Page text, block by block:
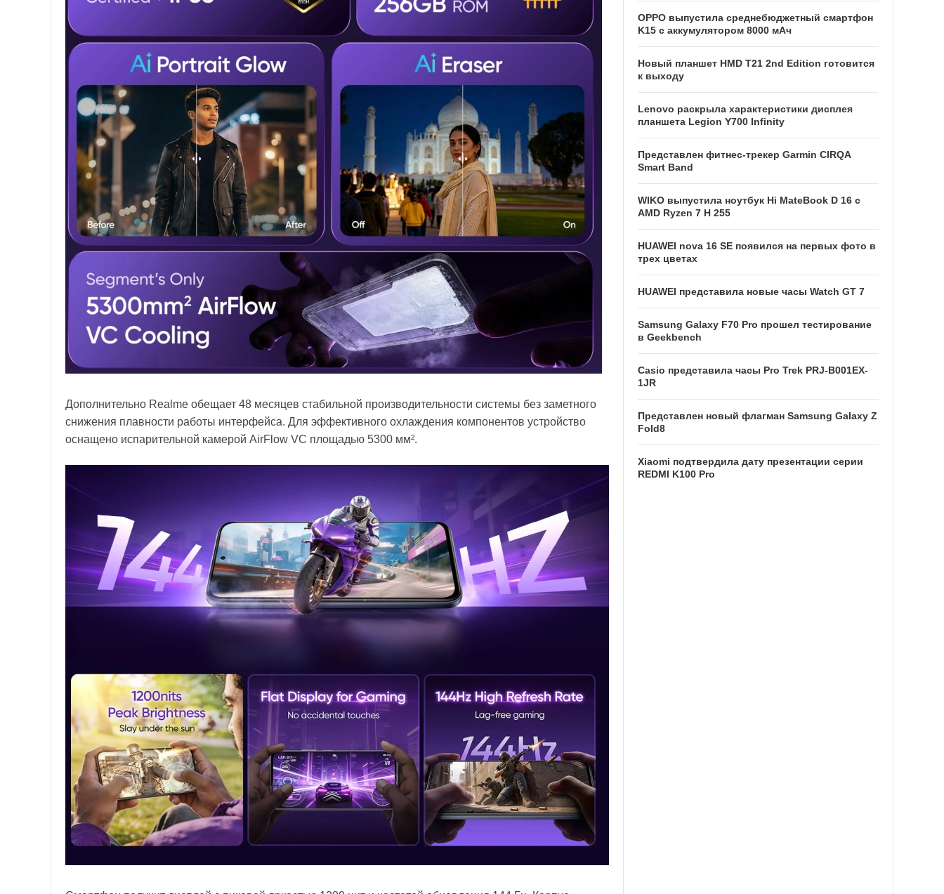
Дополнительно Realme обещает 48 месяцев стабильной производительности системы без заметного
снижения плавности работы интерфейса. Для эффективного охлаждения компонентов устройство
оснащено испарительной камерой AirFlow VC площадью 5300 мм².
OPPO выпустила среднебюджетный смартфон
K15 с аккумулятором 8000 мАч
Новый планшет HMD T21 2nd Edition готовится
к выходу
Lenovo раскрыла характеристики дисплея
планшета Legion Y700 Infinity
Представлен фитнес-трекер Garmin CIRQA
Smart Band
WIKO выпустила ноутбук Hi MateBook D 16 с
AMD Ryzen 7 H 255
HUAWEI nova 16 SE появился на первых фото в
трех цветах
HUAWEI представила новые часы Watch GT 7
Samsung Galaxy F70 Pro прошел тестирование
в Geekbench
Casio представила часы Pro Trek PRJ-B001EX-
1JR
Представлен новый флагман Samsung Galaxy Z
Fold8
Xiaomi подтвердила дату презентации серии
REDMI K100 Pro